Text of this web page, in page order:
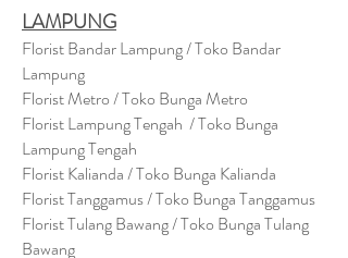
LAMPUNG
Florist Bandar Lampung / Toko Bandar
Lampung
Florist Metro / Toko Bunga Metro
Florist Lampung Tengah / Toko Bunga
Lampung Tengah
Florist Kalianda / Toko Bunga Kalianda
Florist Tanggamus / Toko Bunga Tanggamus
Florist Tulang Bawang / Toko Bunga Tulang
Bawang